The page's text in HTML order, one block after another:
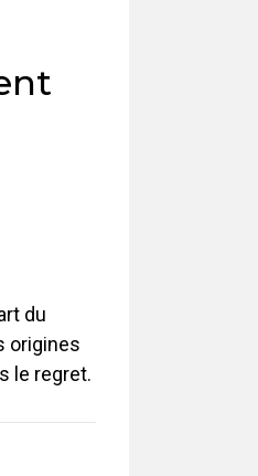
du
origines
le regret.